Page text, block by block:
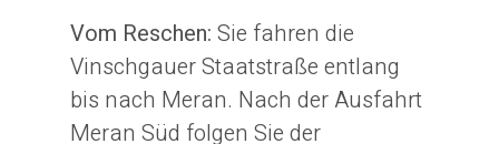
Vom Reschen: Sie fahren die
Vinschgauer Staatstraße entlang
bis nach Meran. Nach der Ausfahrt
Meran Süd folgen Sie der